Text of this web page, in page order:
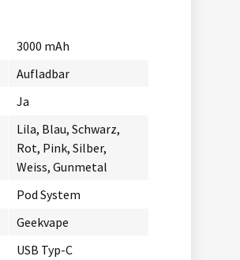
3000 mAh
Aufladbar
Ja
Lila, Blau, Schwarz,
Rot, Pink, Silber,
Weiss, Gunmetal
Pod System
Geekvape
USB Typ-C